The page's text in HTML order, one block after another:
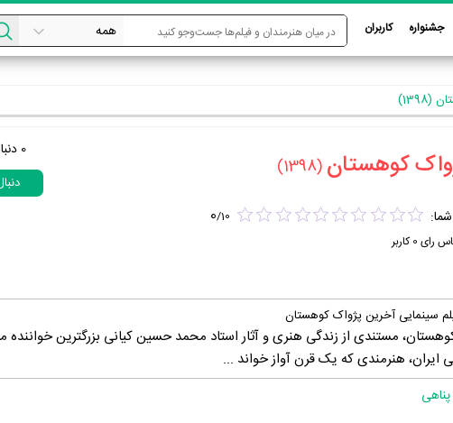
جشنواره کاربران
کوهستان‏ (1398)
0
0/10
رای 0کاربر
سینمایی آخرین پژواک کوهستان
مستندی از زندگی هنری و آثار استاد محمد حسین کیانی بزرگترین خواننده
ایران، هنرمندی که یک قرن آواز خواند ...